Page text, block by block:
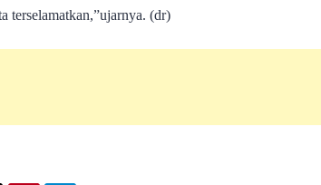
terselamatkan,”ujarnya. (dr)